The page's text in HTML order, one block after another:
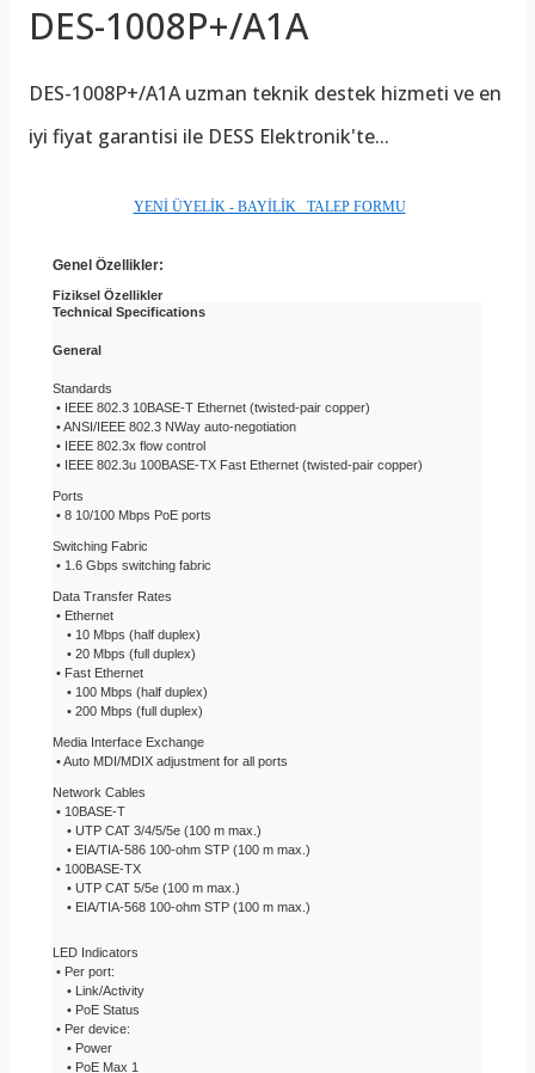
DES-1008P+/A1A
DES-1008P+/A1Auzman teknik destek hizmeti ve en
iyi fiyat garantisi ile DESS Elektronik'te...
YENİ ÜYELİK - BAYİLİK TALEP FORMU
Genel Özellikler:
Fiziksel Özellikler
Technical Specifications
General
Standards
• IEEE 802.3 10BASE-T Ethernet (twisted-pair copper)
• ANSI/IEEE 802.3 NWay auto-negotiation
• IEEE 802.3x flow control
• IEEE 802.3u 100BASE-TX Fast Ethernet (twisted-pair copper)
Ports
• 8 10/100 Mbps PoE ports
Switching Fabric
• 1.6 Gbps switching fabric
Data Transfer Rates
• Ethernet
• 10 Mbps (half duplex)
• 20 Mbps (full duplex)
• Fast Ethernet
• 100 Mbps (half duplex)
• 200 Mbps (full duplex)
Media Interface Exchange
• Auto MDI/MDIX adjustment for all ports
Network Cables
• 10BASE-T
• UTP CAT 3/4/5/5e (100 m max.)
• EIA/TIA-586 100-ohm STP (100 m max.)
• 100BASE-TX
• UTP CAT 5/5e (100 m max.)
• EIA/TIA-568 100-ohm STP (100 m max.)
LED Indicators
• Per port:
• Link/Activity
• PoE Status
• Per device:
• Power
• PoE Max 1